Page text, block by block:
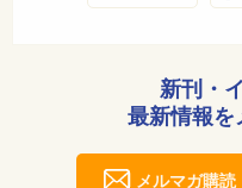
新刊・
最新情報を
メルマガ購読